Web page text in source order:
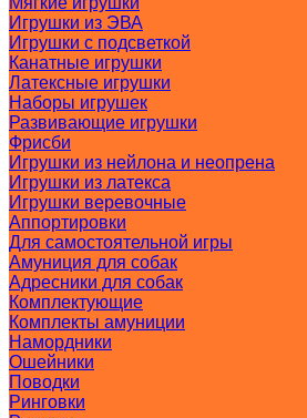
Игрушки из ЭВА
Игрушки с подсветкой
Канатные игрушки
Латексные игрушки
Наборы игрушек
Развивающие игрушки
Фрисби
Игрушки из нейлона и неопрена
Игрушки из латекса
Игрушки веревочные
Аппортировки
Для самостоятельной игры
Амуниция для собак
Адресники для собак
Комплектующие
Комплекты амуниции
Намордники
Ошейники
Поводки
Ринговки